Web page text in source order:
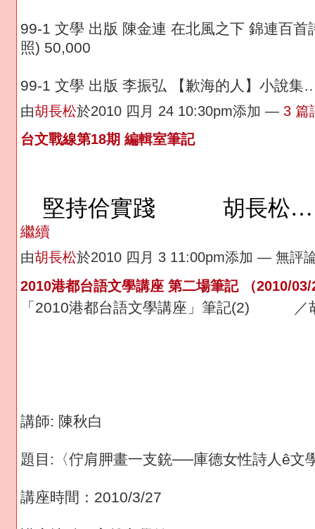
99-1 文學 出版 陳金連 在北風之下 錦連百首
照) 50,000
99-1 文學 出版 李振弘 【歉海的人】小說
由胡長松於2010 四月 24 10:30pm添加 — 3 篇
台文戰線第18期 編輯室筆記
堅持佮實踐 胡長松…
繼續
由胡長松於2010 四月 3 11:00pm添加 — 無評
2010港都台語文學講座 第二場筆記 （2010/03/
「2010港都台語文學講座」筆記(2) ／
講師: 陳秋白
題目:〈佇肩胛畫一支銃──庫德女性詩人ê文
講座時間：2010/3/27